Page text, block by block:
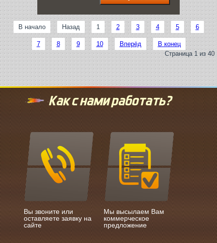
В начало Назад 1 2 3 4 5 6
7 8 9 10 Вперёд
В конец
Страница 1 из 40
Как с нами работать?
Вы звоните или
оставляете заявку на
сайте
Мы высылаем Вам
коммерческое
предложение